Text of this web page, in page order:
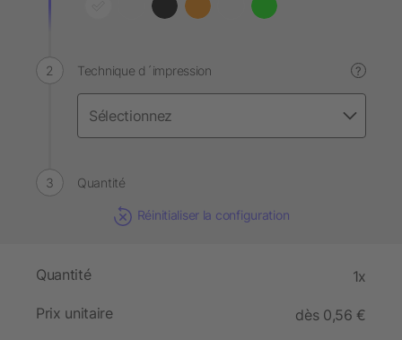
Technique d´impression ?
Quantité
Réinitialiser la configuration
Quantité 1x
Prix unitaire
dès 0,56 €